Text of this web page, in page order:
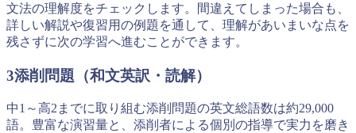
文法の理解度をチェックします。間違えてしまった場合も、
詳しい解説や復習用の例題を通して、理解があいまいな点を
残さずに次の学習へ進むことができます。
3添削問題（和文英訳・読解）
中1～高2までに取り組む添削問題の英文総語数は約29,000
語。豊富な演習量と、添削者による個別の指導で実力を磨き